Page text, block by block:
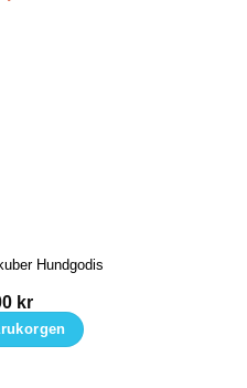
Hundgodis
kr